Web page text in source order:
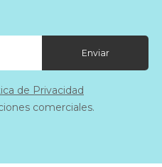
de Privacidad
comerciales.